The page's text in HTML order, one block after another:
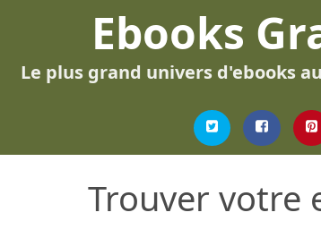
Ebooks
Le plus grand univers d'ebooks
Trouver votre